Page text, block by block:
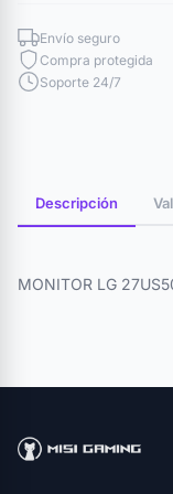
Envío seguro
Compra protegida
Soporte 24/7
Descripción
MONITOR LG